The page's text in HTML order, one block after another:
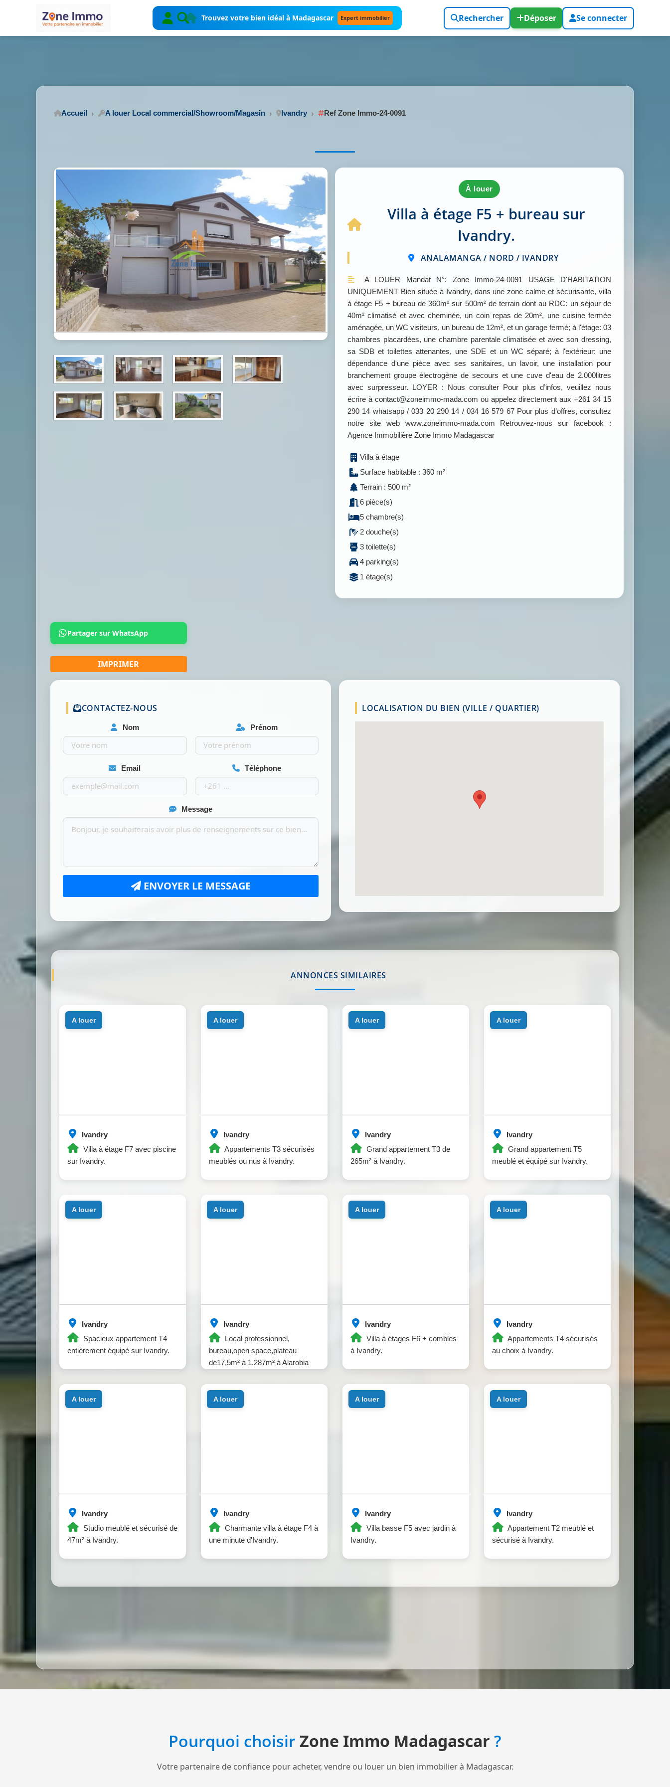
Trouvez votre bien idéal à Madagascar Expert immobilier Rechercher Déposer Se connecter
Accueil A louer Local commercial/Showroom/Magasin Ivandry Ref Zone Immo-24-0091
à louer
Villa à étage F5 + bureau sur
Ivandry.
ANALAMANGA / NORD / IVANDRY
A LOUER Mandat N°: Zone Immo-24-0091 USAGE D'HABITATION
UNIQUEMENT Bien située à Ivandry, dans une zone calme et sécurisante, villa
à étage F5 + bureau de 360m² sur 500m² de terrain dont au RDC: un séjour de
40m² climatisé et avec cheminée, un coin repas de 20m², une cuisine fermée
aménagée, un WC visiteurs, un bureau de 12m², et un garage fermé; à l'étage: 03
chambres placardées, une chambre parentale climatisée et avec son dressing,
sa SDB et toilettes attenantes, une SDE et un WC séparé; à l'extérieur: une
dépendance d'une pièce avec ses sanitaires, un lavoir, une installation pour
branchement groupe électrogène de secours et une cuve d'eau de 2.000litres
avec surpresseur. LOYER : Nous consulter Pour plus d’infos, veuillez nous
écrire à contact@zoneimmo-mada.com ou appelez directement aux +261 34 15
290 14 whatsapp / 033 20 290 14 / 034 16 579 67 Pour plus d’offres, consultez
notre site web www.zoneimmo-mada.com Retrouvez-nous sur facebook :
Agence Immobilière Zone Immo Madagascar
Villa à étage
Surface habitable : 360 m²
Terrain : 500 m²
6 pièce(s)
5 chambre(s)
2 douche(s)
3 toilette(s)
4 parking(s)
1 étage(s)
Partager sur WhatsApp
CONTACTEZ-NOUS
Nom Prénom
Email Téléphone
Message
ENVOYER LE MESSAGE
LOCALISATION DU BIEN (VILLE / QUARTIER)
ANNONCES SIMILAIRES
Ivandry
Villa à étage F7 avec piscine
sur Ivandry.
a louer
Ivandry
Appartements T3 sécurisés
meublés ou nus à Ivandry.
a louer
Ivandry
Grand appartement T3 de
265m² à Ivandry.
a louer
Ivandry
Grand appartement T5
meublé et équipé sur Ivandry.
a louer
Ivandry
Spacieux appartement T4
entièrement équipé sur Ivandry.
a louer
Ivandry
Local professionnel,
bureau,open space,plateau
de17,5m² à 1.287m² à Alarobia
a louer
Ivandry
Villa à étages F6 + combles
à Ivandry.
a louer
Ivandry
Appartements T4 sécurisés
au choix à Ivandry.
a louer
Ivandry
Studio meublé et sécurisé de
47m² à Ivandry.
a louer
Ivandry
Charmante villa à étage F4 à
une minute d'Ivandry.
a louer
Ivandry
Villa basse F5 avec jardin à
Ivandry.
a louer
Ivandry
Appartement T2 meublé et
sécurisé à Ivandry.
a louer
Pourquoi choisirZone Immo Madagascar ?
Votre partenaire de confiance pour acheter, vendre ou louer un bien immobilier à Madagascar.